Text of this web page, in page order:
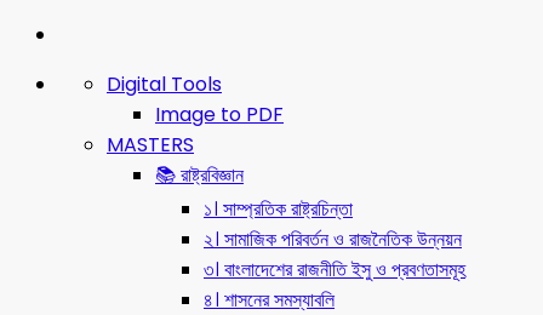
Digital Tools
Image to PDF
MASTERS
📚 রাষ্ট্রবিজ্ঞান
১। সাম্প্রতিক রাষ্ট্রচিন্তা
২। সামাজিক পরিবর্তন ও রাজনৈতিক উন্নয়ন
৩। বাংলাদেশের রাজনীতি ইসু ও প্রবণতাসমূহ
৪। শাসনের সমস্যাবলি